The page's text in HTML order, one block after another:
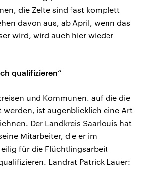
die Zelte sind fast komplett
davon aus, ab April, wenn das
wird, wird auch hier wieder
qualifizieren“
und Kommunen, auf die die
werden, ist augenblicklich eine Art
Der Landkreis Saarlouis hat
Mitarbeiter, die er im
für die Flüchtlingsarbeit
Landrat Patrick Lauer: